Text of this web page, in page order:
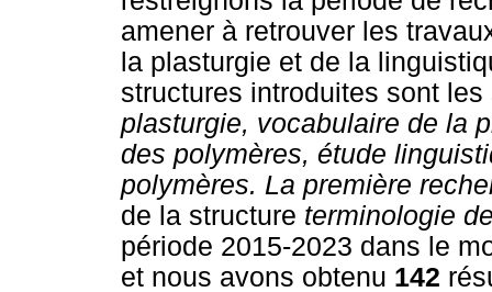
amener à retrouver les
la plasturgie et de la
structures introduites sont
plasturgie, vocabulaire de la
des polymères, étude
polymères. La première
de la structure terminologie
période 2015-2023 dans le
et nous avons obtenu 142